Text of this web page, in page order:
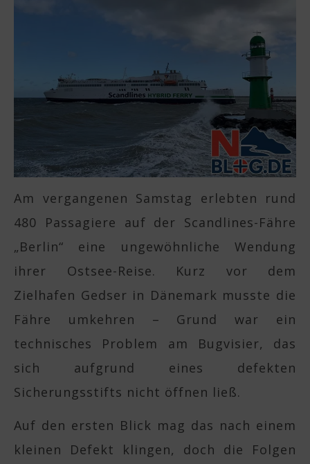
Am vergangenen Samstag erlebten rund
480 Passagiere auf der Scandlines-Fähre
„Berlin“ eine ungewöhnliche Wendung
ihrer Ostsee-Reise. Kurz vor dem
Zielhafen Gedser in Dänemark musste die
Fähre umkehren – Grund war ein
technisches Problem am Bugvisier, das
sich aufgrund eines defekten
Sicherungsstifts nicht öffnen ließ.
Auf den ersten Blick mag das nach einem
kleinen Defekt klingen, doch die Folgen